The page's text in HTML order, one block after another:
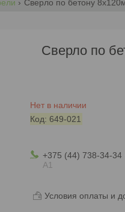
Сверло по бетону
Сверло по
Нет в наличии
Код: 649-021
+375 (44) 738-34-34
А1
Условия оплаты и